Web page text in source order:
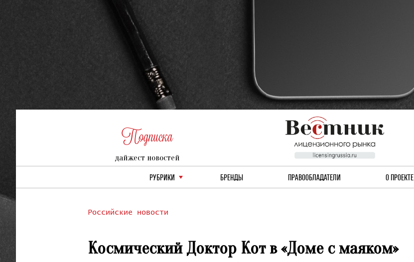
Подписка
дайжест новостей
РУБРИКИ БРЕНДЫ ПРАВООБЛАДАТЕЛИ О ПРОЕКТЕ
Российские новости
Космический Доктор Кот в «Доме с маяком»